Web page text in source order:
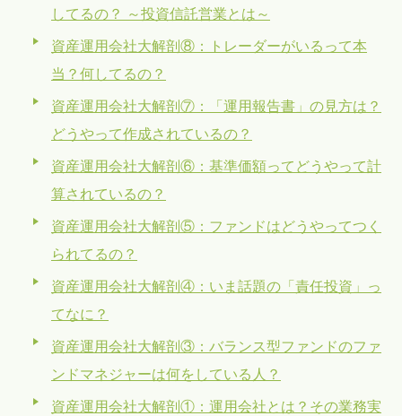
してるの？ ～投資信託営業とは～
資産運用会社大解剖⑧：トレーダーがいるって本
当？何してるの？
資産運用会社大解剖⑦：「運用報告書」の見方は？
どうやって作成されているの？
資産運用会社大解剖⑥：基準価額ってどうやって計
算されているの？
資産運用会社大解剖⑤：ファンドはどうやってつく
られてるの？
資産運用会社大解剖④：いま話題の「責任投資」っ
てなに？
資産運用会社大解剖③：バランス型ファンドのファ
ンドマネジャーは何をしている人？
資産運用会社大解剖①：運用会社とは？その業務実